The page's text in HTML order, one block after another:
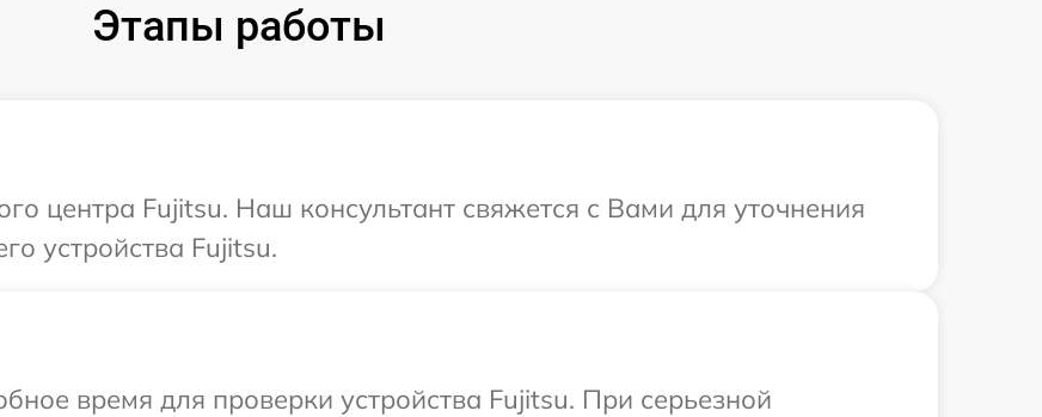
Этапы работы
центра Fujitsu. Наш консультант свяжется с Вами для уточнения
устройства Fujitsu.
время для проверки устройства Fujitsu. При серьезной